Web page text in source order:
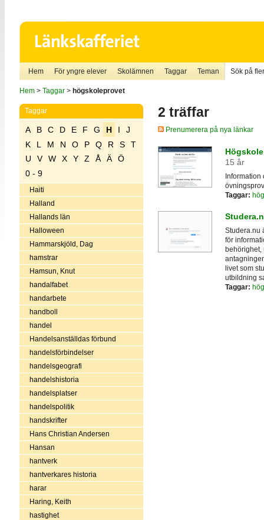
Hem För yngre elever Skolämnen Taggar Teman Sök på
Hem> Taggar> högskoleprovet
Taggar
A B C D E F G H I
J
K
L M N O P Q R S
T
U
V W X Y Z Å Ä
Ö
0 - 9
Haiti
Halland
Hallands län
Halloween
Hammarskjöld, Dag
hamstrar
Hamsun, Knut
handalfabet
handarbete
handboll
handel
Handelsanställdas förbund
handelsförbindelser
handelsgeografi
handelshistoria
handelsplatser
handelspolitik
handskrifter
Hans Christian Andersen
Hansan
hantverk
hantverkares historia
harar
Haring, Keith
hastighet
2 träffar
Prenumerera på nya länkar
15 år
Information
Taggar:
Studera.nu
för
behörighet,
livet som
utbildning
Taggar: